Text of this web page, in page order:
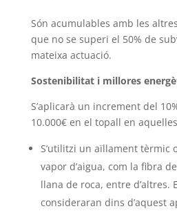
Són acumulables amb les
que no se superi el 50% de
mateixa actuació.
Sostenibilitat i millores
S’aplicarà un increment del
10.000€ en el topall en
S’utilitzi un aïllament tèrmic
vapor d’aigua, com la fibra
llana de roca, entre d’altres.
consideraran dins d’aquest